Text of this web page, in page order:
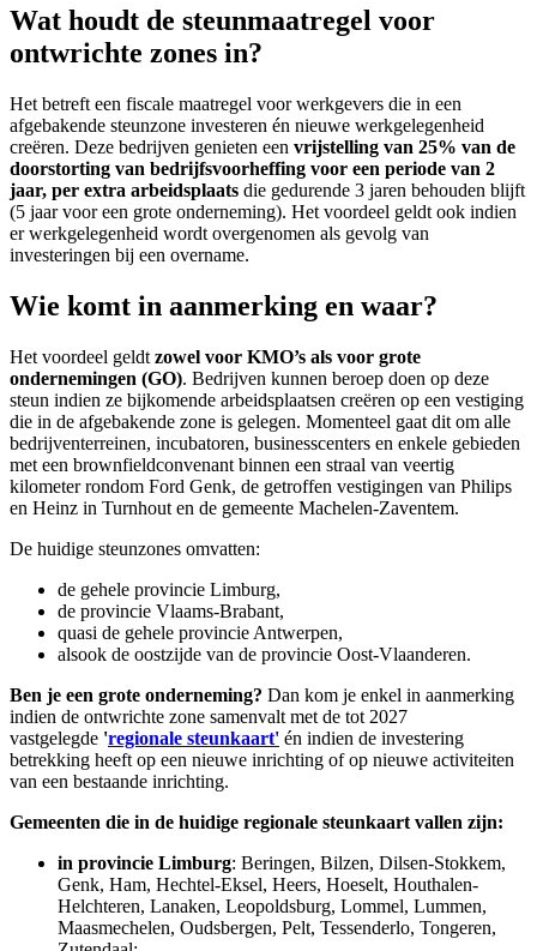
Wat houdt de steunmaatregel voor
ontwrichte zones in?
Het betreft een fiscale maatregel voor werkgevers die in een
afgebakende steunzone investeren én nieuwe werkgelegenheid
creëren. Deze bedrijven genieten een vrijstelling van 25% van de
doorstorting van bedrijfsvoorheffing voor een periode van 2
jaar, per extra arbeidsplaats die gedurende 3 jaren behouden blijft
(5 jaar voor een grote onderneming). Het voordeel geldt ook indien
er werkgelegenheid wordt overgenomen als gevolg van
investeringen bij een overname.
Wie komt in aanmerking en waar?
Het voordeel geldt zowel voor KMO’s als voor grote
ondernemingen (GO). Bedrijven kunnen beroep doen op deze
steun indien ze bijkomende arbeidsplaatsen creëren op een vestiging
die in de afgebakende zone is gelegen. Momenteel gaat dit om alle
bedrijventerreinen, incubatoren, businesscenters en enkele gebieden
met een brownfieldconvenant binnen een straal van veertig
kilometer rondom Ford Genk, de getroffen vestigingen van Philips
en Heinz in Turnhout en de gemeente Machelen-Zaventem.
De huidige steunzones omvatten:
de gehele provincie Limburg,
de provincie Vlaams-Brabant,
quasi de gehele provincie Antwerpen,
alsook de oostzijde van de provincie Oost-Vlaanderen.
Ben je een grote onderneming? Dan kom je enkel in aanmerking
indien de ontwrichte zone samenvalt met de tot 2027
vastgelegde 'regionale steunkaart' én indien de investering
betrekking heeft op een nieuwe inrichting of op nieuwe activiteiten
van een bestaande inrichting.
Gemeenten die in de huidige regionale steunkaart vallen zijn:
in provincie Limburg: Beringen, Bilzen, Dilsen-Stokkem,
Genk, Ham, Hechtel-Eksel, Heers, Hoeselt, Houthalen-
Helchteren, Lanaken, Leopoldsburg, Lommel, Lummen,
Maasmechelen, Oudsbergen, Pelt, Tessenderlo, Tongeren,